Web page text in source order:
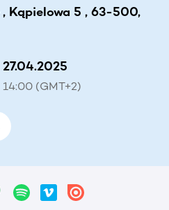
, Kąpielowa 5 , 63-500,
27.04.2025
14:00 (GMT+2)